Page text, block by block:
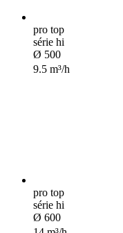
pro top
série hi
Ø 500
9.5 m³/h
pro top
série hi
Ø 600